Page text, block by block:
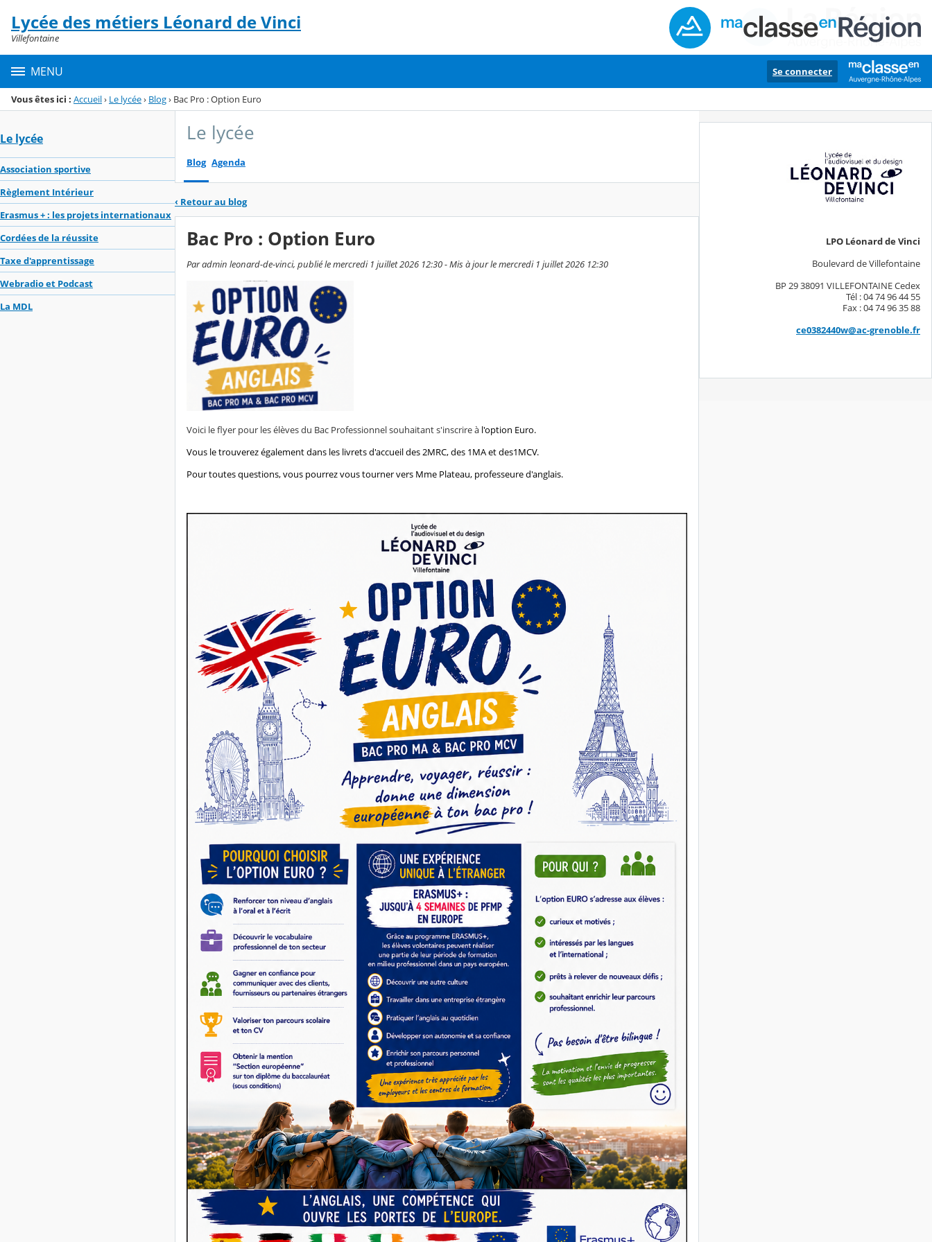
Menu de la rubrique
Contenu
Lycée des métiers Léonard de Vinci
Villefontaine
MENU Se connecter
Vous êtes ici : Accueil› Le lycée› Blog› Bac Pro : Option Euro
Le lycée
Association sportive
Règlement Intérieur
Erasmus + : les projets internationaux
Cordées de la réussite
Taxe d'apprentissage
Webradio et Podcast
La MDL
Le lycée
Blog Agenda
‹ Retour au blog
Bac Pro : Option Euro
Par admin leonard-de-vinci, publié le mercredi 1 juillet 2026 12:30 - Mis à jour le mercredi 1 juillet 2026 12:30
Voici le flyer pour les élèves du Bac Professionnel souhaitant s'inscrire à l'option Euro.
Vous le trouverez également dans les livrets d'accueil des 2MRC, des 1MA et des1MCV.
Pour toutes questions, vous pourrez vous tourner vers Mme Plateau, professeure d'anglais.
LPO Léonard de Vinci
Boulevard de Villefontaine
BP 29 38091 VILLEFONTAINE Cedex
Tél : 04 74 96 44 55
Fax : 04 74 96 35 88
ce0382440w@ac-grenoble.fr